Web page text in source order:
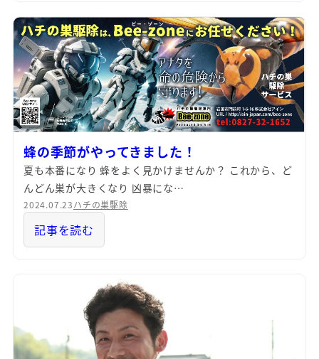
蜂の季節がやってきました！
夏も本番になり 蜂をよく見かけませんか？ これから、ど
んどん巣が大きくなり 凶暴にな…
2024.07.23ハチの巣駆除
記事を読む